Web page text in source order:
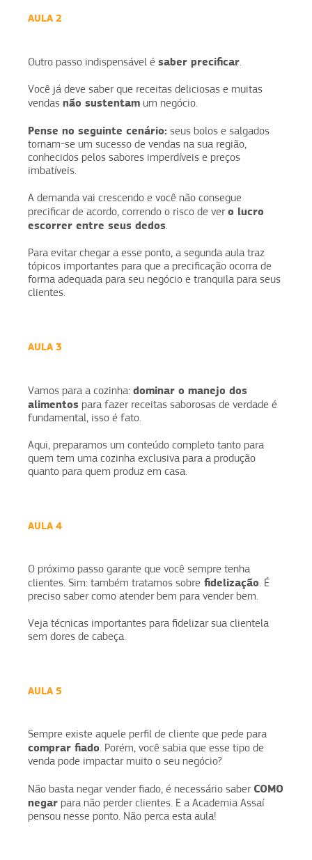
AULA 2
Outro passo indispensável é saber precificar.
Você já deve saber que receitas deliciosas e muitas
vendas não sustentam um negócio.
Pense no seguinte cenário: seus bolos e salgados
tornam-se um sucesso de vendas na sua região,
conhecidos pelos sabores imperdíveis e preços
imbatíveis.
A demanda vai crescendo e você não consegue
precificar de acordo, correndo o risco de vero lucro
escorrer entre seus dedos.
Para evitar chegar a esse ponto, a segunda aula traz
tópicos importantes para que a precificação ocorra de
forma adequada para seu negócio e tranquila para seus
clientes.
AULA 3
Vamos para a cozinha: dominar o manejo dos
alimentos para fazer receitas saborosas de verdade é
fundamental, isso é fato.
Aqui, preparamos um conteúdo completo tanto para
quem tem uma cozinha exclusiva para a produção
quanto para quem produz em casa.
AULA 4
O próximo passo garante que você sempre tenha
clientes. Sim: também tratamos sobre fidelização. É
preciso saber como atender bem para vender bem.
Veja técnicas importantes para fidelizar sua clientela
sem dores de cabeça.
AULA 5
Sempre existe aquele perfil de cliente que pede para
comprar fiado. Porém, você sabia que esse tipo de
venda pode impactar muito o seu negócio?
Não basta negar vender fiado, é necessário saber COMO
negar para não perder clientes. E a Academia Assaí
pensou nesse ponto. Não perca esta aula!